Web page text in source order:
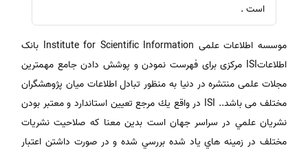
است .
موسسه اطلاعات علمی Institute for Scientific Information بانک
اطلاعاتISI مرکزی برای فهرست نمودن و پوشش دادن جامع مهمترین
مجلات علمی منتشره در دنیا به منظور تبادل اطلاعات میان پژوهشگران
مختلف می باشد.. ISI در واقع يك مرجع تعيين استاندارد و معتبر بودن
نشريان علمي در سراسر جهان است بدين معنا كه صلاحيت نشريات
مختلف در زمينه هاي ياد شده بررسي شده و در صورت داشتن اعتبار